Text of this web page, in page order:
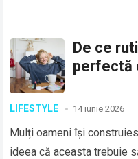
De ce
perfectă
LIFESTYLE 14 iunie 2026
Mulți oameni își
ideea că aceasta trebuie